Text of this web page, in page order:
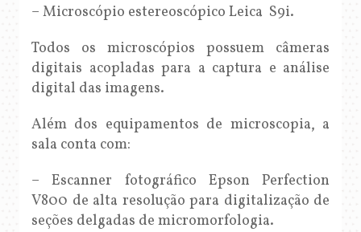
– Microscópio estereoscópico Leica S9i.
Todos os microscópios possuem câmeras
digitais acopladas para a captura e análise
digital das imagens.
Além dos equipamentos de microscopia, a
sala conta com:
– Escanner fotográfico Epson Perfection
V800 de alta resolução para digitalização de
seções delgadas de micromorfologia.